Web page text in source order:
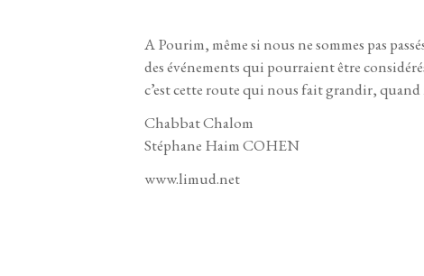
A Pourim, même si nous ne sommes pas
des événements qui pourraient être
c’est cette route qui nous fait grandir,
Chabbat Chalom
Stéphane Haim COHEN
www.limud.net